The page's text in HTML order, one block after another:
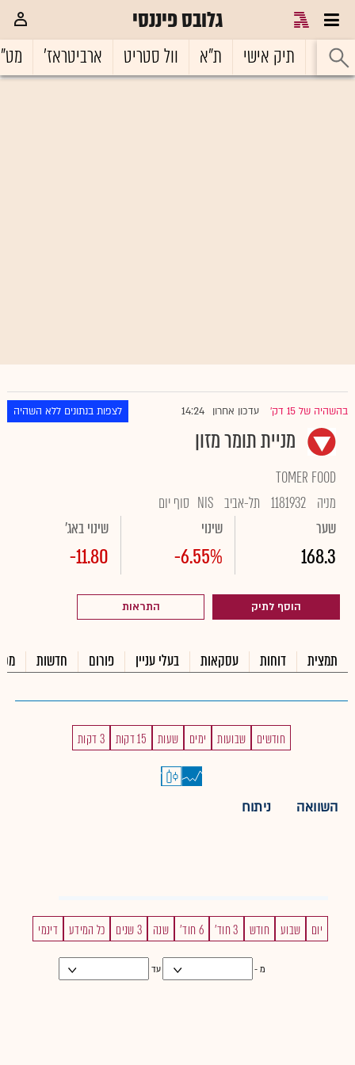
גלובס פיננסי
ראשי תיק אישי ת"א וול סטריט ארביטראז'
בהשהיה של 15 דק' עדכון אחרון 14:24 לצפות בנתונים ללא השהיה
מניית תומר מזון
TOMER FOOD
מניה 1181932 תל-אביב NIS סוף יום
שער
168.3
שינוי
-6.55%
שינוי באג'
-11.80
הוסף לתיק התראות
תמצית דוחות עסקאות בעלי עניין פורום חדשות
חודשים שבועות ימים שעות 15 דקות 3 דקות
השוואה ניתוח
יום שבוע חודש 3 חוד' 6 חוד' שנה 3 שנים כל המידע דינמי
מ - עד